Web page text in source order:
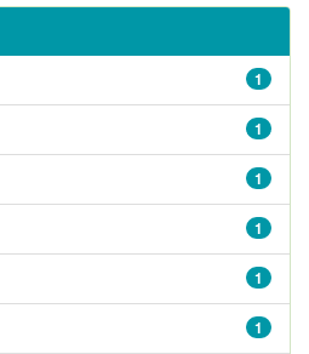
1
1
1
1
1
1